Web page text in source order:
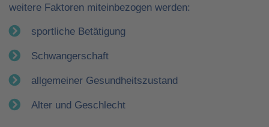
weitere Faktoren miteinbezogen werden:
sportliche Betätigung
Schwangerschaft
allgemeiner Gesundheitszustand
Alter und Geschlecht